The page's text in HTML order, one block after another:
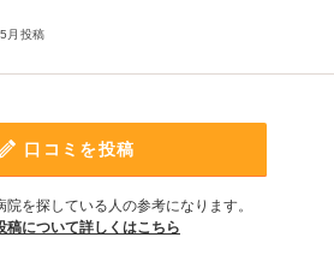
月投稿
口コミを投稿
を探している人の参考になります。
稿について詳しくはこちら